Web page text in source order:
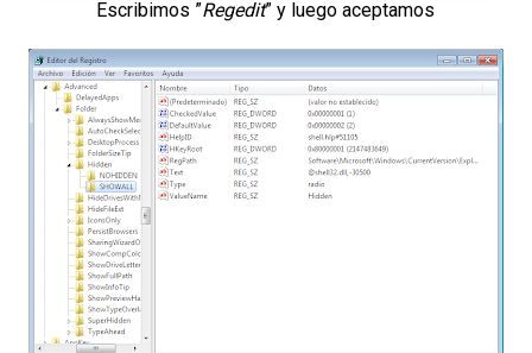
Escribimos ”Regedit” y luego aceptamos